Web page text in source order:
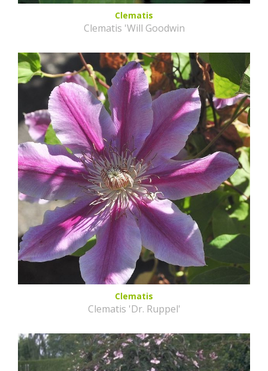
Clematis
Clematis 'Will Goodwin
Clematis
Clematis 'Dr. Ruppel'